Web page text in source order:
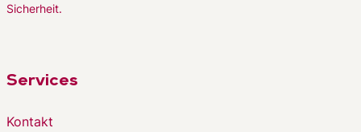
Sicherheit.
Services
Kontakt